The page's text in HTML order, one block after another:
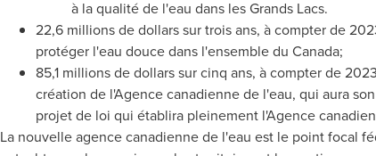
à la qualité de l'eau dans les Grands Lacs.
22,6 millions de dollars sur trois ans, à compter de
protéger l'eau douce dans l'ensemble du Canada;
85,1 millions de dollars sur cinq ans, à compter de
création de l'Agence canadienne de l'eau, qui aura
projet de loi qui établira pleinement l'Agence
La nouvelle agence canadienne de l'eau est le point focal